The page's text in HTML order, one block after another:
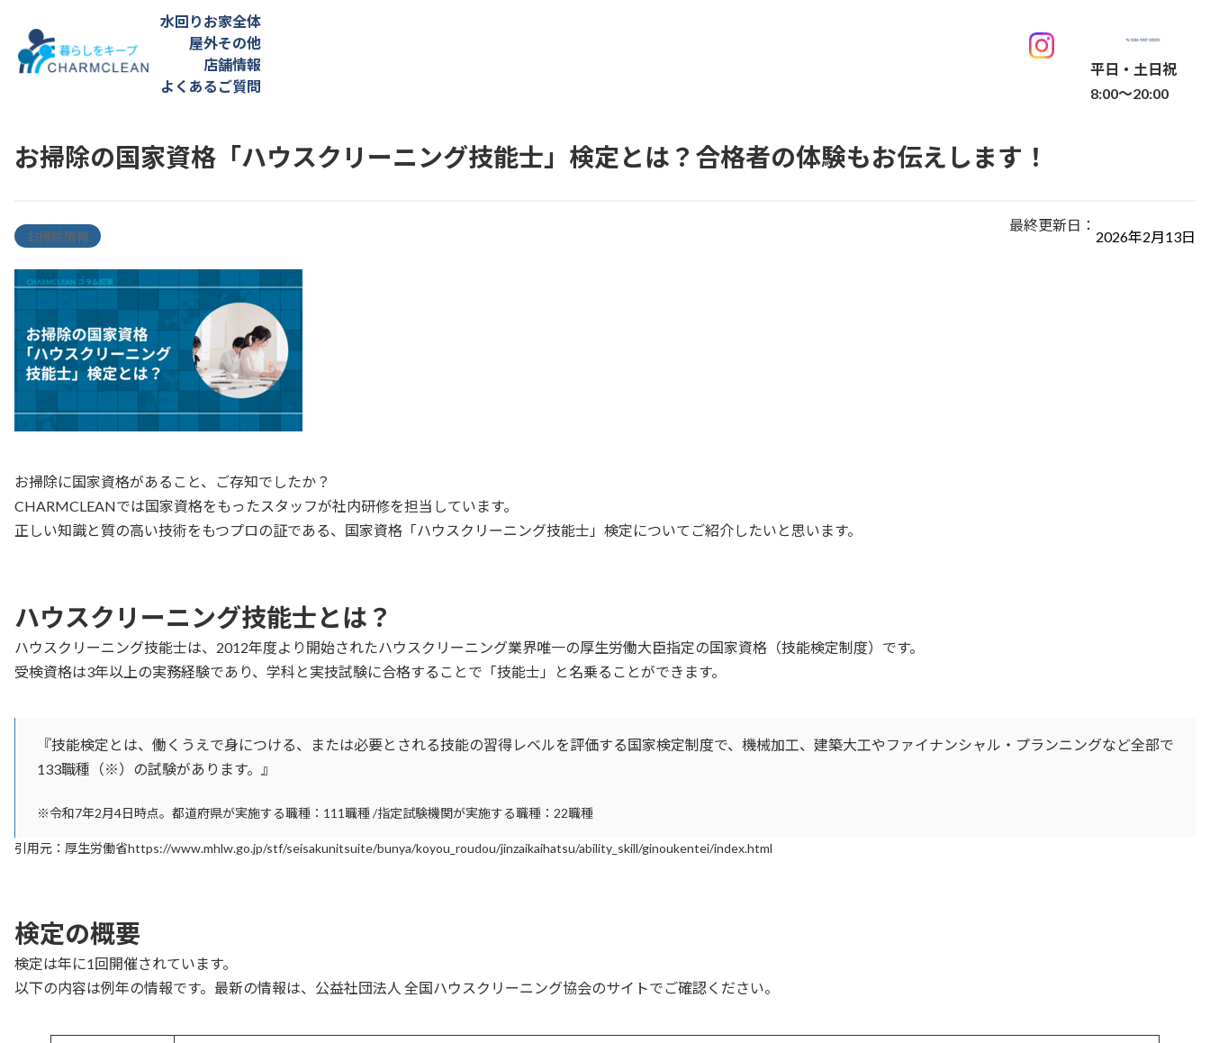
水回り お家全体
屋外その他
店舗情報
よくあるご質問
平日・土日祝
8:00～20:00
お掃除の国家資格「ハウスクリーニング技能士」検定とは？合格者の体験もお伝えします！
お掃除情報
最終更新日：
2026年2月13日
お掃除に国家資格があること、ご存知でしたか？
CHARMCLEANでは国家資格をもったスタッフが社内研修を担当しています。
正しい知識と質の高い技術をもつプロの証である、国家資格「ハウスクリーニング技能士」検定についてご紹介したいと思います。
ハウスクリーニング技能士とは？
ハウスクリーニング技能士は、2012年度より開始されたハウスクリーニング業界唯一の厚生労働大臣指定の国家資格（技能検定制度）です。
受検資格は3年以上の実務経験であり、学科と実技試験に合格することで「技能士」と名乗ることができます。
『技能検定とは、働くうえで身につける、または必要とされる技能の習得レベルを評価する国家検定制度で、機械加工、建築大工やファイナンシャル・プランニングなど全部で
133職種（※）の試験があります。』
※令和7年2月4日時点。都道府県が実施する職種：111職種 /指定試験機関が実施する職種：22職種
引用元：厚生労働省https://www.mhlw.go.jp/stf/seisakunitsuite/bunya/koyou_roudou/jinzaikaihatsu/ability_skill/ginoukentei/index.html
検定の概要
検定は年に1回開催されています。
以下の内容は例年の情報です。最新の情報は、公益社団法人 全国ハウスクリーニング協会のサイトでご確認ください。